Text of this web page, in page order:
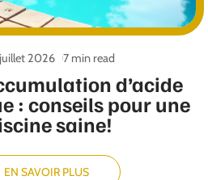
d’acide
: conseils pour une
saine!
2026 7 min read
EN SAVOIR PLUS